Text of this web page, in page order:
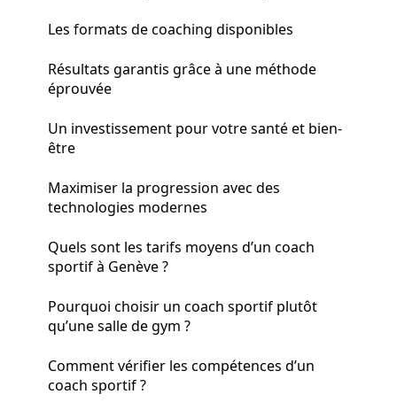
Les formats de coaching disponibles
Résultats garantis grâce à une méthode
éprouvée
Un investissement pour votre santé et bien-
être
Maximiser la progression avec des
technologies modernes
Quels sont les tarifs moyens d’un coach
sportif à Genève ?
Pourquoi choisir un coach sportif plutôt
qu’une salle de gym ?
Comment vérifier les compétences d’un
coach sportif ?